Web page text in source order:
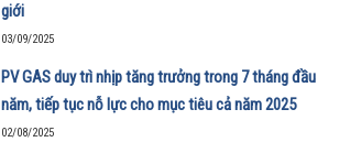
giới
03/09/2025
PV GAS duy trì nhịp tăng trưởng trong 7 tháng đầu
năm, tiếp tục nỗ lực cho mục tiêu cả năm 2025
02/08/2025